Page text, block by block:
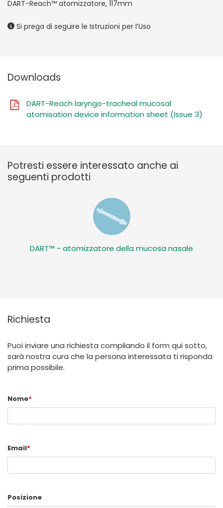
DART-Reach™ atomizzatore, 117mm
Si prega di seguire le Istruzioni per l’Uso
Downloads
DART-Reach laryngo-tracheal mucosal
atomisation device information sheet (Issue 3)
Potresti essere interessato anche ai
seguenti prodotti
DART™ - atomizzatore della mucosa nasale
Richiesta
Puoi inviare una richiesta compilando il form qui sotto,
sarà nostra cura che la persona interessata ti risponda
prima possibile.
Nome*
Email*
Posizione